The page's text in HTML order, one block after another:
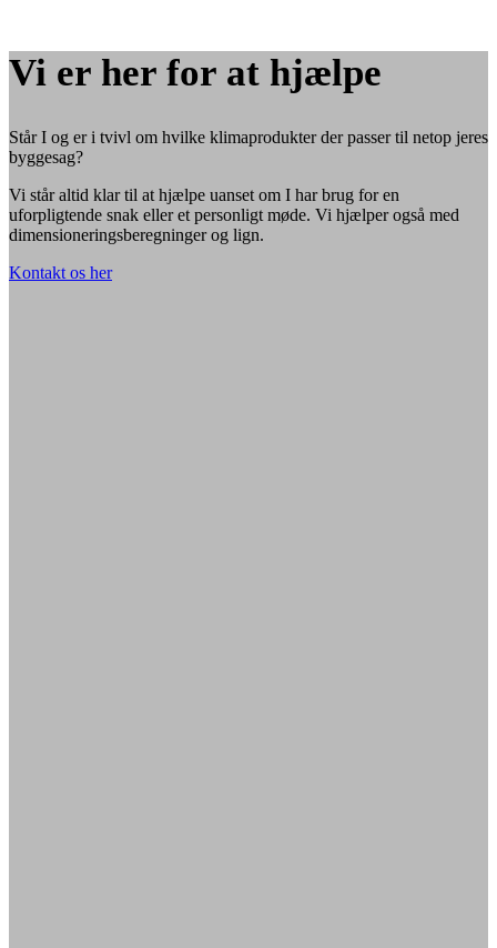
Vi er her for at hjælpe
Står I og er i tvivl om hvilke klimaprodukter der passer til netop jeres
byggesag?
Vi står altid klar til at hjælpe uanset om I har brug for en
uforpligtende snak eller et personligt møde. Vi hjælper også med
dimensioneringsberegninger og lign.
Kontakt os her